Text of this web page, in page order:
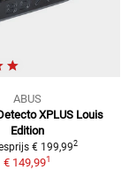
ABUS
XPLUS Louis
Edition
€ 199,992
€ 149,991